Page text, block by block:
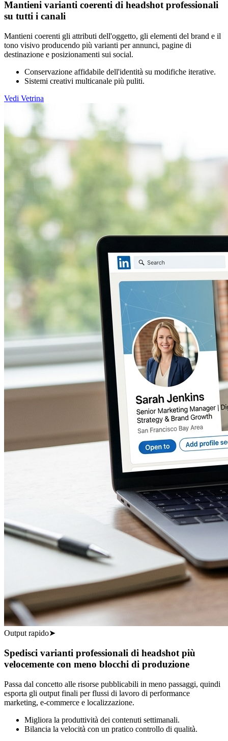
Mantieni varianti coerenti di headshot professionali
su tutti i canali
Mantieni coerenti gli attributi dell'oggetto, gli elementi del brand e il
tono visivo producendo più varianti per annunci, pagine di
destinazione e posizionamenti sui social.
Conservazione affidabile dell'identità su modifiche iterative.
Sistemi creativi multicanale più puliti.
Vedi Vetrina
Output rapido➤
Spedisci varianti professionali di headshot più
velocemente con meno blocchi di produzione
Passa dal concetto alle risorse pubblicabili in meno passaggi, quindi
esporta gli output finali per flussi di lavoro di performance
marketing, e-commerce e localizzazione.
Migliora la produttività dei contenuti settimanali.
Bilancia la velocità con un pratico controllo di qualità.